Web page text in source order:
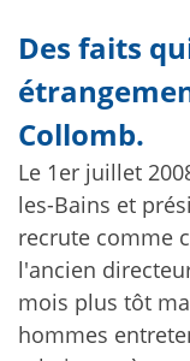
Des faits
Collomb.
Le 1er juillet
les-Bains et
recrute comme
l'ancien
mois plus tôt
hommes